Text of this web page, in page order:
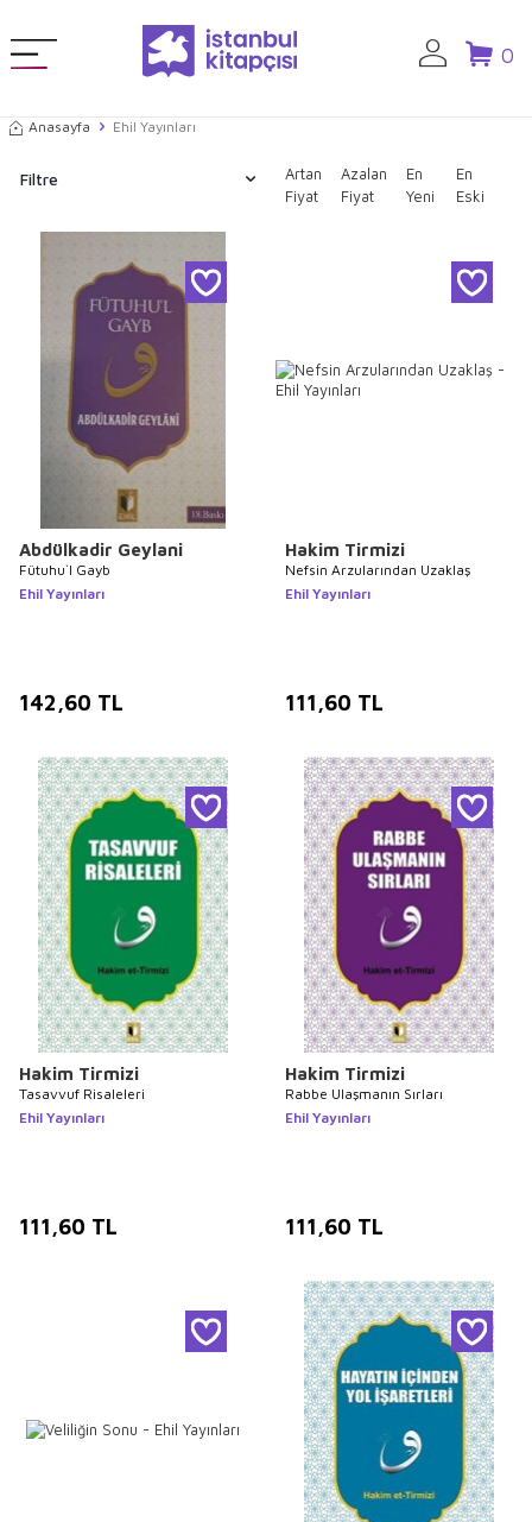
0
Anasayfa Ehil Yayınları
Filtre
Artan
Fiyat
Azalan
Fiyat
En
Yeni
En
Eski
Abdülkadir Geylani
Fütuhu`l Gayb
Ehil Yayınları
142,60 TL
Hakim Tirmizi
Nefsin Arzularından Uzaklaş
Ehil Yayınları
111,60 TL
Hakim Tirmizi
Tasavvuf Risaleleri
Ehil Yayınları
111,60 TL
Hakim Tirmizi
Rabbe Ulaşmanın Sırları
Ehil Yayınları
111,60 TL